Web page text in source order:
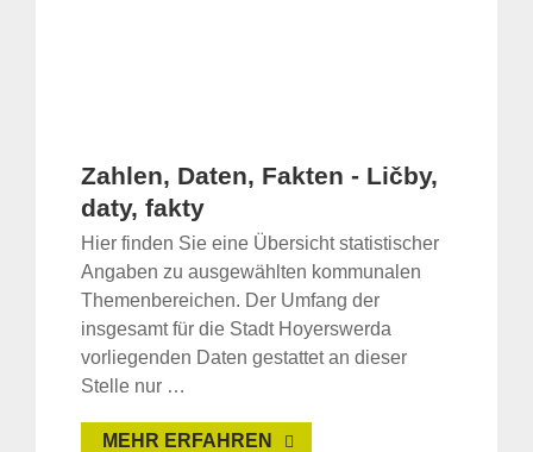
Zahlen, Daten, Fakten - Ličby,
daty, fakty
Hier finden Sie eine Übersicht statistischer
Angaben zu ausgewählten kommunalen
Themenbereichen. Der Umfang der
insgesamt für die Stadt Hoyerswerda
vorliegenden Daten gestattet an dieser
Stelle nur …
MEHR ERFAHREN